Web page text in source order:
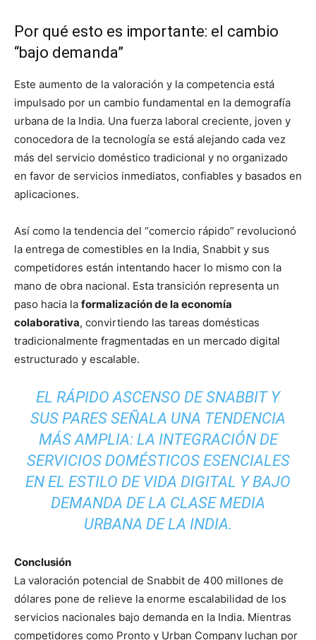
Por qué esto es importante: el cambio
“bajo demanda”
Este aumento de la valoración y la competencia está
impulsado por un cambio fundamental en la demografía
urbana de la India. Una fuerza laboral creciente, joven y
conocedora de la tecnología se está alejando cada vez
más del servicio doméstico tradicional y no organizado
en favor de servicios inmediatos, confiables y basados ​​en
aplicaciones.
Así como la tendencia del “comercio rápido” revolucionó
la entrega de comestibles en la India, Snabbit y sus
competidores están intentando hacer lo mismo con la
mano de obra nacional. Esta transición representa un
paso hacia la formalización de la economía
colaborativa, convirtiendo las tareas domésticas
tradicionalmente fragmentadas en un mercado digital
estructurado y escalable.
EL RÁPIDO ASCENSO DE SNABBIT Y
SUS PARES SEÑALA UNA TENDENCIA
MÁS AMPLIA: LA INTEGRACIÓN DE
SERVICIOS DOMÉSTICOS ESENCIALES
EN EL ESTILO DE VIDA DIGITAL Y BAJO
DEMANDA DE LA CLASE MEDIA
URBANA DE LA INDIA.
Conclusión
La valoración potencial de Snabbit de 400 millones de
dólares pone de relieve la enorme escalabilidad de los
servicios nacionales bajo demanda en la India. Mientras
competidores como Pronto y Urban Company luchan por